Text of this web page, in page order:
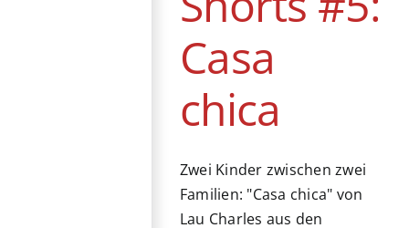
Casa
chica
Zwei Kinder zwischen zwei
Familien: "Casa chica" von
Lau Charles aus den